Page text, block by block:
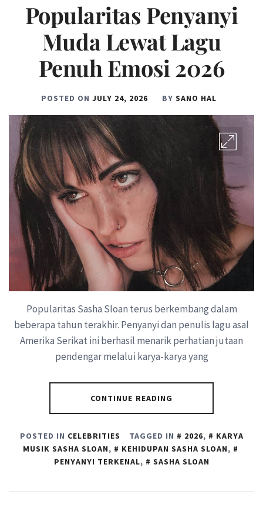
Popularitas Penyanyi
Muda Lewat Lagu
Penuh Emosi 2026
POSTED ON JULY 24, 2026 BY SANO HAL
Popularitas Sasha Sloan terus berkembang dalam
beberapa tahun terakhir. Penyanyi dan penulis lagu asal
Amerika Serikat ini berhasil menarik perhatian jutaan
pendengar melalui karya-karya yang
CONTINUE READING
POSTED IN CELEBRITIES TAGGED IN 2026,
KARYA
MUSIK SASHA SLOAN, KEHIDUPAN SASHA SLOAN,
PENYANYI TERKENAL, SASHA SLOAN